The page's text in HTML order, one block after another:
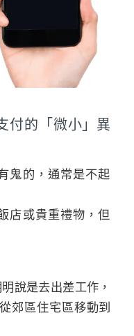
付的「微小」異
鬼的，通常是不起
店或貴重禮物，但
說是去出差工作，
郊區住宅區移動到